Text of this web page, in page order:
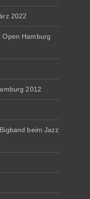
2022
Open Hamburg
2012
beim Jazz